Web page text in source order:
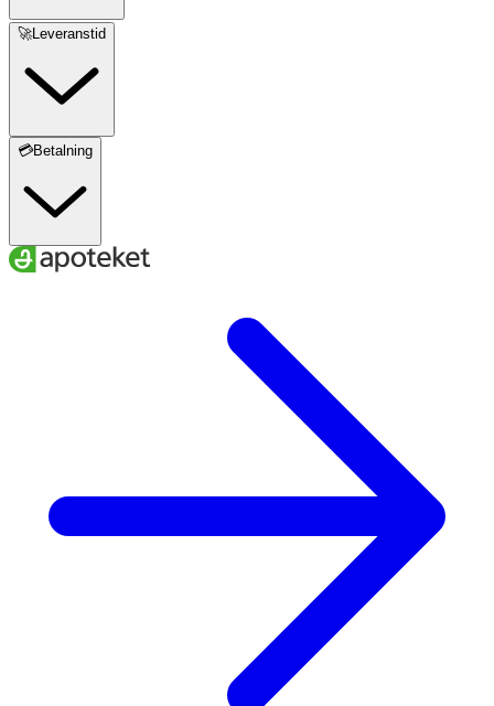
🚀Leveranstid
💳Betalning